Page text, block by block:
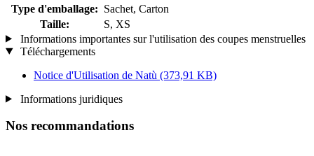
Type d'emballage: Sachet, Carton
Taille:
S, XS
Informations importantes sur l'utilisation des coupes menstruelles
Téléchargements
Notice d'Utilisation de Natù (373,91 KB)
Informations juridiques
Nos recommandations